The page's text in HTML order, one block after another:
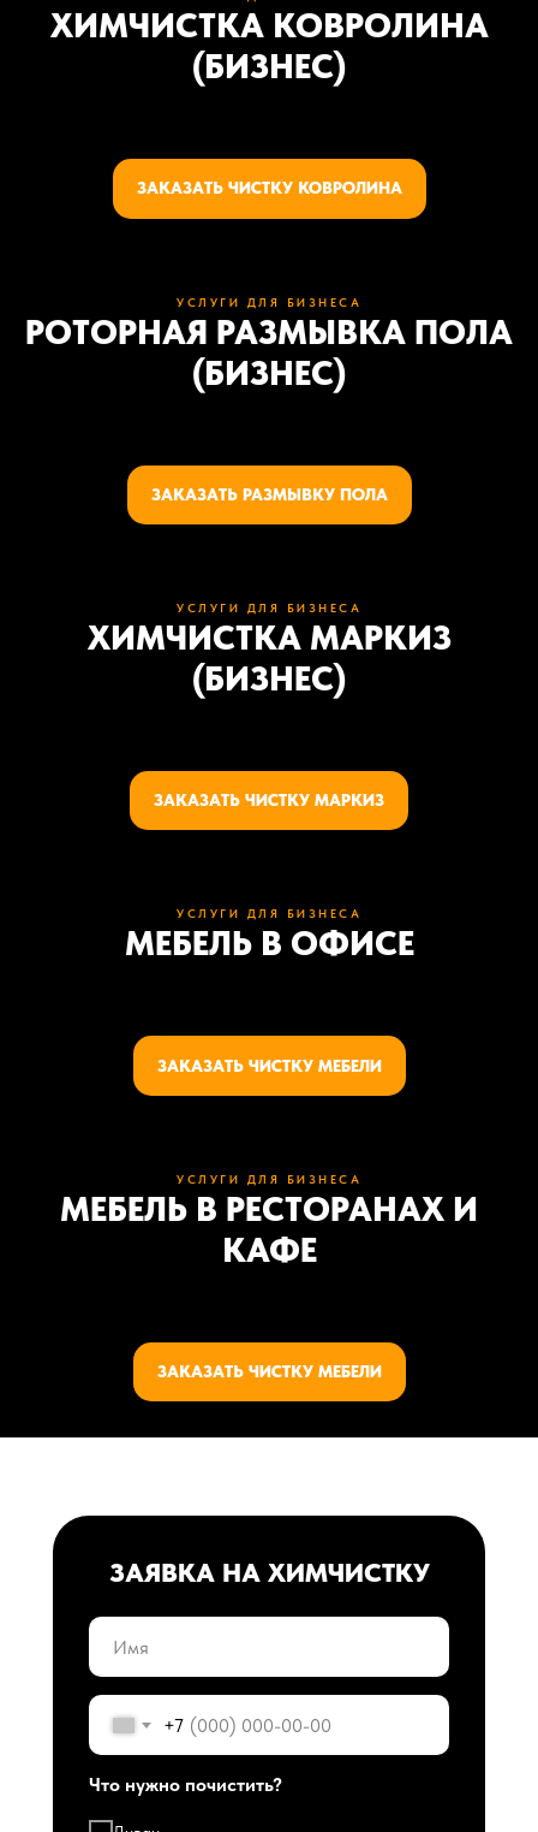
ХИМЧИСТКА КОВРОЛИНА
(БИЗНЕС)
ЗАКАЗАТЬ ЧИСТКУ КОВРОЛИНА
УСЛУГИ ДЛЯ БИЗНЕСА
РОТОРНАЯ РАЗМЫВКА ПОЛА
(БИЗНЕС)
ЗАКАЗАТЬ РАЗМЫВКУ ПОЛА
УСЛУГИ ДЛЯ БИЗНЕСА
ХИМЧИСТКА МАРКИЗ
(БИЗНЕС)
ЗАКАЗАТЬ ЧИСТКУ МАРКИЗ
УСЛУГИ ДЛЯ БИЗНЕСА
МЕБЕЛЬ В ОФИСЕ
ЗАКАЗАТЬ ЧИСТКУ МЕБЕЛИ
УСЛУГИ ДЛЯ БИЗНЕСА
МЕБЕЛЬ В РЕСТОРАНАХ И
КАФЕ
ЗАКАЗАТЬ ЧИСТКУ МЕБЕЛИ
+7
Что нужно почистить?
ЗАЯВКА НА ХИМЧИСТКУ